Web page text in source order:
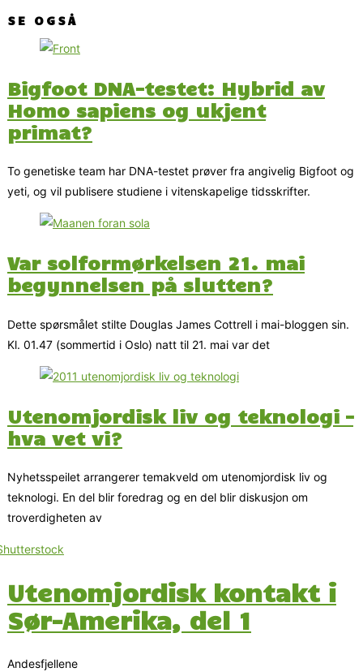
SE OGSÅ
Bigfoot DNA-testet: Hybrid av
Homo sapiens og ukjent
primat?
To genetiske team har DNA-testet prøver fra angivelig Bigfoot og
yeti, og vil publisere studiene i vitenskapelige tidsskrifter.
Var solformørkelsen 21. mai
begynnelsen på slutten?
Dette spørsmålet stilte Douglas James Cottrell i mai-bloggen sin.
Kl. 01.47 (sommertid i Oslo) natt til 21. mai var det
Utenomjordisk liv og teknologi –
hva vet vi?
Nyhetsspeilet arrangerer temakveld om utenomjordisk liv og
teknologi. En del blir foredrag og en del blir diskusjon om
troverdigheten av
Utenomjordisk kontakt i
Sør-Amerika, del 1
Andesfjellene